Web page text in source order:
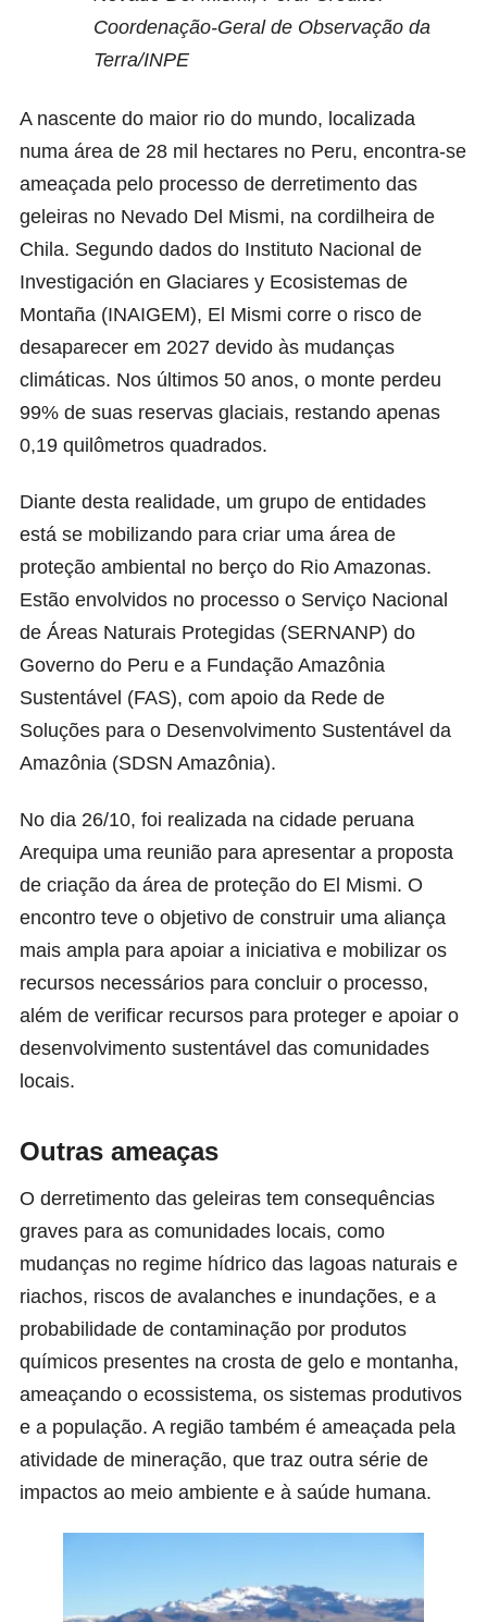
Coordenação-Geral de Observação da
Terra/INPE
A nascente do maior rio do mundo, localizada
numa área de 28 mil hectares no Peru, encontra-se
ameaçada pelo processo de derretimento das
geleiras no Nevado Del Mismi, na cordilheira de
Chila. Segundo dados do Instituto Nacional de
Investigación en Glaciares y Ecosistemas de
Montaña (INAIGEM), El Mismi corre o risco de
desaparecer em 2027 devido às mudanças
climáticas. Nos últimos 50 anos, o monte perdeu
99% de suas reservas glaciais, restando apenas
0,19 quilômetros quadrados.
Diante desta realidade, um grupo de entidades
está se mobilizando para criar uma área de
proteção ambiental no berço do Rio Amazonas.
Estão envolvidos no processo o Serviço Nacional
de Áreas Naturais Protegidas (SERNANP) do
Governo do Peru e a Fundação Amazônia
Sustentável (FAS), com apoio da Rede de
Soluções para o Desenvolvimento Sustentável da
Amazônia (SDSN Amazônia).
No dia 26/10, foi realizada na cidade peruana
Arequipa uma reunião para apresentar a proposta
de criação da área de proteção do El Mismi. O
encontro teve o objetivo de construir uma aliança
mais ampla para apoiar a iniciativa e mobilizar os
recursos necessários para concluir o processo,
além de verificar recursos para proteger e apoiar o
desenvolvimento sustentável das comunidades
locais.
Outras ameaças
O derretimento das geleiras tem consequências
graves para as comunidades locais, como
mudanças no regime hídrico das lagoas naturais e
riachos, riscos de avalanches e inundações, e a
probabilidade de contaminação por produtos
químicos presentes na crosta de gelo e montanha,
ameaçando o ecossistema, os sistemas produtivos
e a população. A região também é ameaçada pela
atividade de mineração, que traz outra série de
impactos ao meio ambiente e à saúde humana.